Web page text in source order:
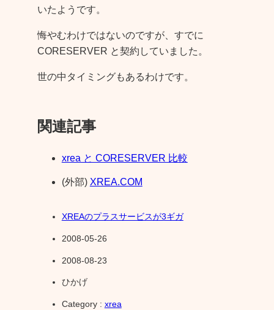
いたようです。
悔やむわけではないのですが、すでに
CORESERVER と契約していました。
世の中タイミングもあるわけです。
関連記事
xrea と CORESERVER 比較
(外部) XREA.COM
XREAのプラスサービスが3ギガ
2008-05-26
2008-08-23
ひかげ
Category : xrea